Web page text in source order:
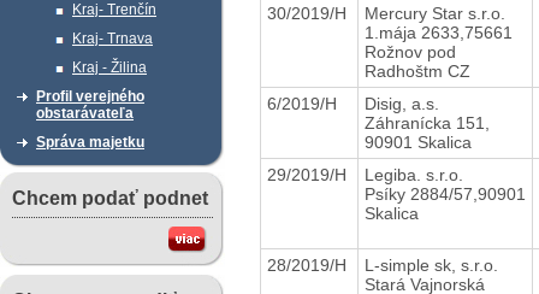
Kraj- Trenčín
Kraj- Trnava
Kraj - Žilina
Profil verejného
obstarávateľa
Správa majetku
Chcem podať podnet
30/2019/H
Mercury Star s.r.o.
1.mája 2633,75661
Rožnov pod
Radhoštm CZ
6/2019/H
Disig, a.s.
Záhranícka 151,
90901 Skalica
29/2019/H
Legiba. s.r.o.
Psíky 2884/57,90901
Skalica
28/2019/H
L-simple sk, s.r.o.
Stará Vajnorská